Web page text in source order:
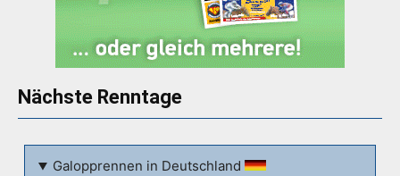
Nächste Renntage
Galopprennen in Deutschland